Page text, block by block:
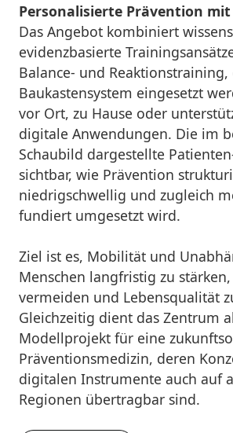
Personalisierte Prävention mit
Das Angebot kombiniert
evidenzbasierte
Balance- und
Baukastensystem eingesetzt
vor Ort, zu Hause oder
digitale Anwendungen. Die im
Schaubild dargestellte
sichtbar, wie Prävention
niedrigschwellig und zugleich
fundiert umgesetzt wird.
Ziel ist es, Mobilität und
Menschen langfristig zu stärken,
vermeiden und Lebensqualität
Gleichzeitig dient das Zentrum
Modellprojekt für eine
Präventionsmedizin, deren
digitalen Instrumente auch auf
Regionen übertragbar sind.